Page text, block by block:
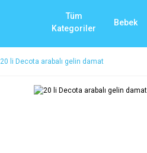
Tüm
Kategoriler
Bebek
20 li Decota arabalı gelin damat